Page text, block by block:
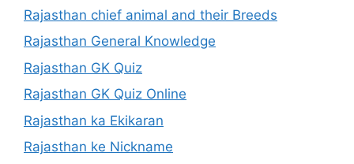
Rajasthan chief animal and their Breeds
Rajasthan General Knowledge
Rajasthan GK Quiz
Rajasthan GK Quiz Online
Rajasthan ka Ekikaran
Rajasthan ke Nickname